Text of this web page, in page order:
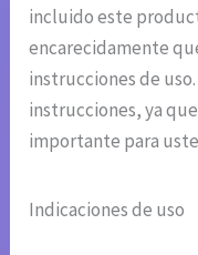
incluido este
encarecidamente
instrucciones de
instrucciones, ya
importante para
Indicaciones de uso